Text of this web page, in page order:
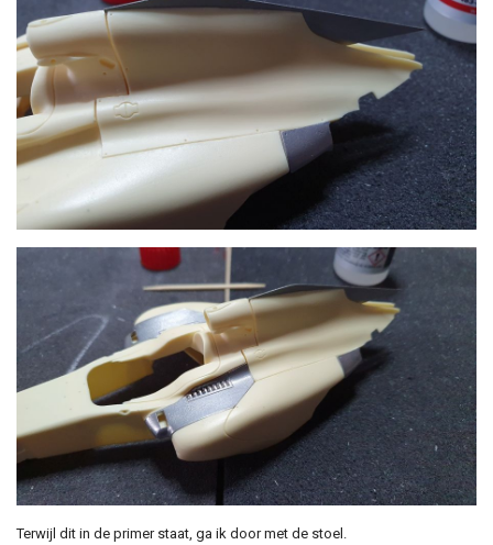
Terwijl dit in de primer staat, ga ik door met de stoel.